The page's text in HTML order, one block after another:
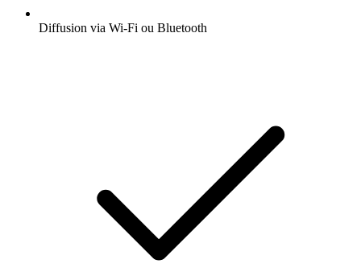
Diffusion via Wi-Fi ou Bluetooth